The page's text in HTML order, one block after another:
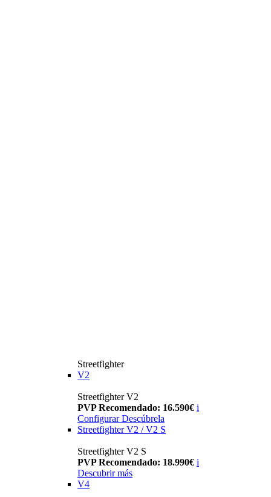
Streetfighter
V2
Streetfighter V2
PVP Recomendado: 16.590€ i
Configurar Descúbrela
Streetfighter V2 / V2 S
Streetfighter V2 S
PVP Recomendado: 18.990€ i
Descubrir más
V4